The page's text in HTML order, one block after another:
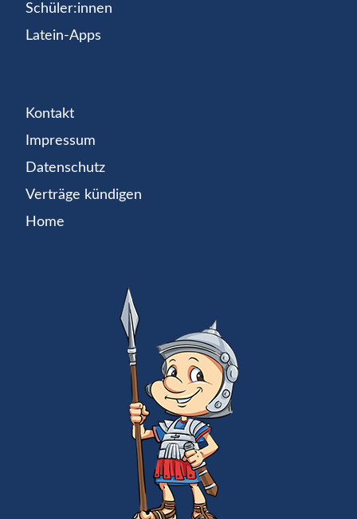
Schüler:innen
Latein-Apps
Kontakt
Impressum
Datenschutz
Verträge kündigen
Home